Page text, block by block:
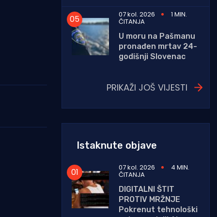
07 kol. 2026
1 MIN.
ČITANJA
U moru na Pašmanu
pronađen mrtav 24-
godišnji Slovenac
PRIKAŽI JOŠ VIJESTI
Istaknute objave
07 kol. 2026 4 MIN.
ČITANJA
DIGITALNI ŠTIT
PROTIV MRŽNJE
Pokrenut tehnološki